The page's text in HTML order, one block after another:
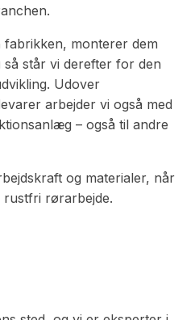
monterer dem
står vi derefter for den
Udover
arbejder vi også med
– også til andre
og materialer, når
rustfri rørarbejde.